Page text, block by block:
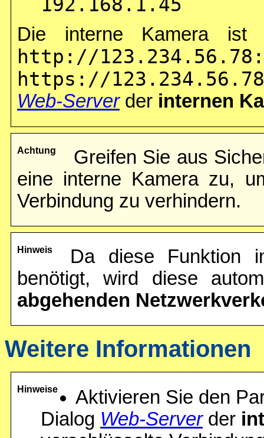
192.168.1.45
Die interne Kamera ist
http://
https://
Web-Serverder internen
Achtung
Greifen Sie aus
eine interne Kamera zu,
Verbindung zu verhindern.
Hinweis
Da diese Funktion
benötigt, wird diese
abgehenden
Weitere Informationen
Hinweise
Aktivieren Sie den
Dialog Web-Serverder